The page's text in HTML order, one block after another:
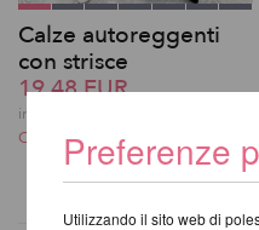
Calze autoreggenti
con strisce
19,48 EUR
incl. 22 % UST escl.
Costi di spedizione
Preferenze
Utilizzando il sito web di